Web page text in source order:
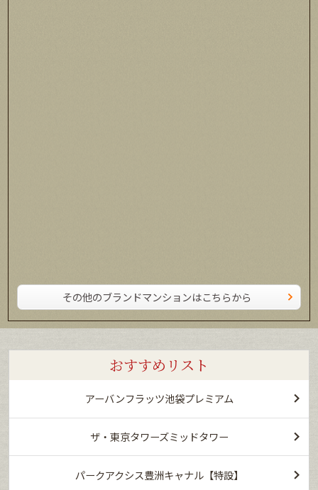
その他のブランドマンションはこちらから
おすすめリスト
アーバンフラッツ池袋プレミアム
ザ・東京タワーズミッドタワー
パークアクシス豊洲キャナル【特設】